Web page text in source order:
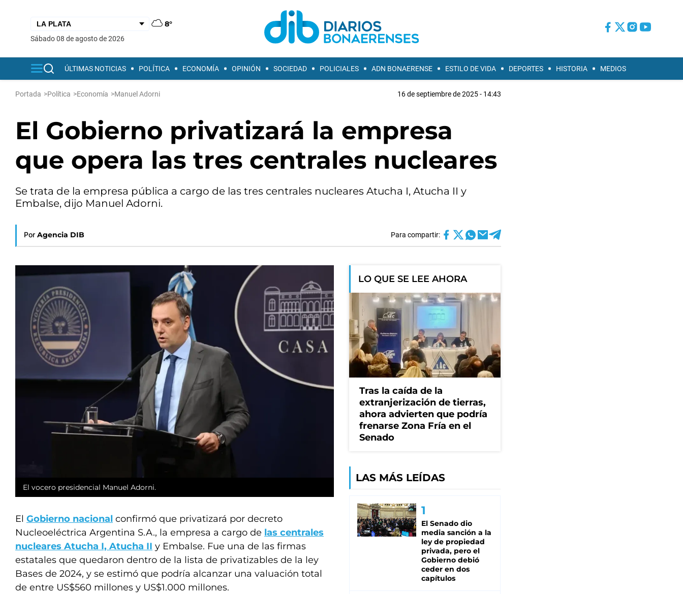
8°
sábado 08 de agosto de 2026
ÚLTIMAS NOTICIAS POLÍTICA ECONOMÍA OPINIÓN SOCIEDAD POLICIALES ADN BONAERENSE ESTILO DE VIDA DEPORTES HISTORIA MEDIOS
Portada >Política >Economía >Manuel Adorni 16 de septiembre de 2025 - 14:43
El Gobierno privatizará la empresa
que opera las tres centrales nucleares
Se trata de la empresa pública a cargo de las tres centrales nucleares Atucha I, Atucha II y
Embalse, dijo Manuel Adorni.
Por Agencia DIB Para compartir:
El vocero presidencial Manuel Adorni.
El Gobierno nacional confirmó que privatizará por decreto
Nucleoeléctrica Argentina S.A., la empresa a cargo de las centrales
nucleares Atucha I, Atucha II y Embalse. Fue una de las firmas
estatales que quedaron dentro de la lista de privatizables de la ley
Bases de 2024, y se estimó que podría alcanzar una valuación total
de entre US$560 millones y US$1.000 millones.
LO QUE SE LEE AHORA
Tras la caída de la
extranjerización de tierras,
ahora advierten que podría
frenarse Zona Fría en el
Senado
LAS MÁS LEÍDAS
El Senado dio
media sanción a la
ley de propiedad
privada, pero el
Gobierno debió
ceder en dos
capítulos